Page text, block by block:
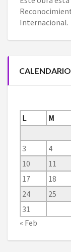
Internacional.
CALENDARIO
L
M
3
4
10
11
17
18
24
25
31
« Feb